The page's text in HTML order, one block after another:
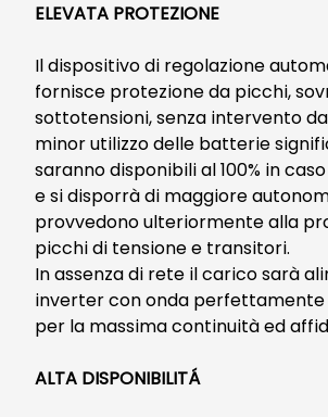
ELEVATA PROTEZIONE
Il dispositivo di regolazione
fornisce protezione da picchi,
sottotensioni, senza intervento
minor utilizzo delle batterie
saranno disponibili al 100% in
e si disporrà di maggiore
provvedono ulteriormente alla
picchi di tensione e transitori.
In assenza di rete il carico sarà
inverter con onda perfettamente
per la massima continuità ed
ALTA DISPONIBILITÁ